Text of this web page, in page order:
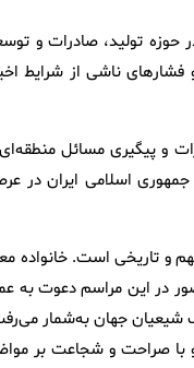
تولید، صادرات و
ناشی از شرایط
و پیگیری مسائل
اسلامی ایران در
و تاریخی است. خانواده
در این مراسم دعوت به
شیعیان جهان به‌شمار
و با صراحت و شجاعت بر